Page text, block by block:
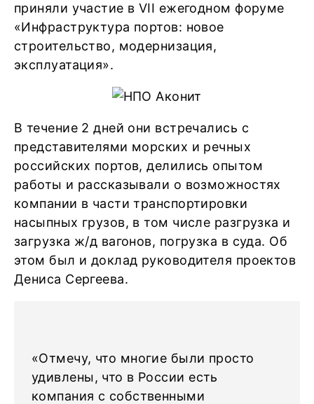
приняли участие в VII ежегодном форуме
«Инфраструктура портов: новое
строительство, модернизация,
эксплуатация».
В течение 2 дней они встречались с
представителями морских и речных
российских портов, делились опытом
работы и рассказывали о возможностях
компании в части транспортировки
насыпных грузов, в том числе разгрузка и
загрузка ж/д вагонов, погрузка в суда. Об
этом был и доклад руководителя проектов
Дениса Сергеева.
«Отмечу, что многие были просто
удивлены, что в России есть
компания с собственными